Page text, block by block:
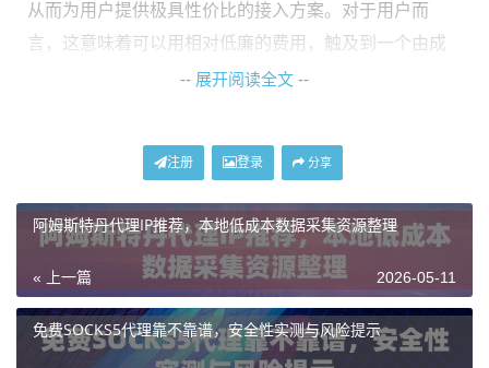
从而为用户提供极具性价比的接入方案。对于用户而
言，这意味着可以用相对低廉的费用，触及到一个由成
千上万甚至上亿IP地址组成的“海量IP池”，非常适合需要
为什么需要搭建海量IP池？
在数字业务中，IP地址是你在网络世界中的“身份证”。许
多平台和网站为了防止恶意攻击、数据爬取或滥用，会
对来自同一个IP地址的频繁访问进行限制，比如封禁、
要求验证码，或直接限制访问频率。如果你的所有操作
都源自一两个IP，业务将寸步难行。
-- 展开阅读全文 --
注册 登录 分享
阿姆斯特丹代理IP推荐，本地低成本数据采集资源整理
« 上一篇 2026-05-11
免费SOCKS5代理靠不靠谱，安全性实测与风险提示